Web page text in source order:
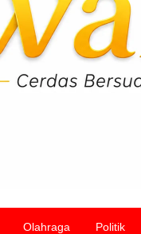
Olahraga Politik